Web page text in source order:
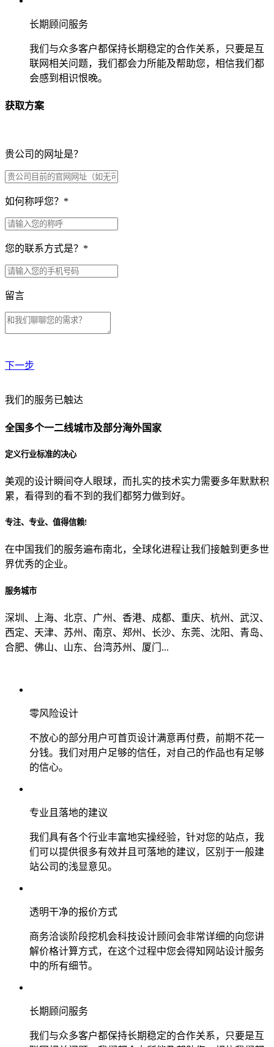
长期顾问服务
我们与众多客户都保持长期稳定的合作关系，只要是互
联网相关问题，我们都会力所能及帮助您，相信我们都
会感到相识恨晚。
获取方案
贵公司的网址是？
如何称呼您？ *
您的联系方式是？ *
留言
下一步
贵公司预算范围是？
贵公司的团队规模是？
目前主要的营销渠道是？
我们的服务已触达
全国多个一二线城市及部分海外国家
定义行业标准的决心
美观的设计瞬间夺人眼球，而扎实的技术实力需要多年默默积
累，看得到的看不到的我们都努力做到好。
专注、专业、值得信赖!
在中国我们的服务遍布南北，全球化进程让我们接触到更多世
界优秀的企业。
服务城市
深圳、上海、北京、广州、香港、成都、重庆、杭州、武汉、
西定、天津、苏州、南京、郑州、长沙、东莞、沈阳、青岛、
合肥、佛山、山东、台湾苏州、厦门...
零风险设计
不放心的部分用户可首页设计满意再付费，前期不花一
分钱。我们对用户足够的信任，对自己的作品也有足够
的信心。
专业且落地的建议
我们具有各个行业丰富地实操经验，针对您的站点，我
们可以提供很多有效并且可落地的建议，区别于一般建
站公司的浅显意见。
透明干净的报价方式
商务洽谈阶段挖机会科技设计顾问会非常详细的向您讲
解价格计算方式，在这个过程中您会得知网站设计服务
中的所有细节。
长期顾问服务
我们与众多客户都保持长期稳定的合作关系，只要是互